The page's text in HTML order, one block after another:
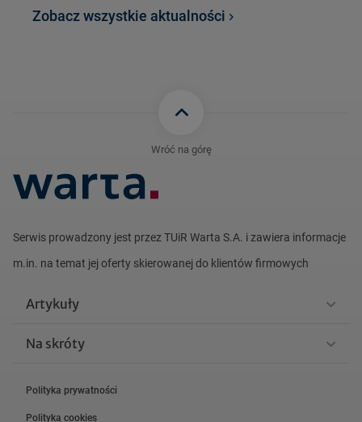
Zobacz wszystkie aktualności
Wróć na górę
Serwis prowadzony jest przez TUiR Warta S.A. i zawiera informacje
m.in. na temat jej oferty skierowanej do klientów firmowych
Artykuły
Na skróty
Polityka prywatności
Polityka cookies